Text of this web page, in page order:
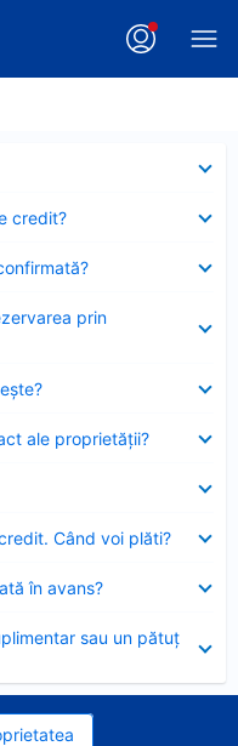
credit?
prin
ale proprietății?
Când voi plăti?
în avans?
sau un pătuț